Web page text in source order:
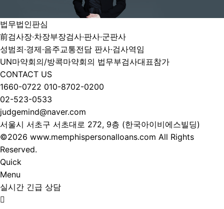
법무법인판심
前검사장·차장부장검사·판사·군판사
성범죄·경제·음주교통전담 판사·검사역임
UN마약회의/방콕마약회의 법무부검사대표참가
CONTACT US
1660-0722 010-8702-0200
02-523-0533
judgemind@naver.com
서울시 서초구 서초대로 272, 9층 (한국아이비에스빌딩)
©2026 www.memphispersonalloans.com All Rights
Reserved.
Quick
Menu
실시간 긴급 상담